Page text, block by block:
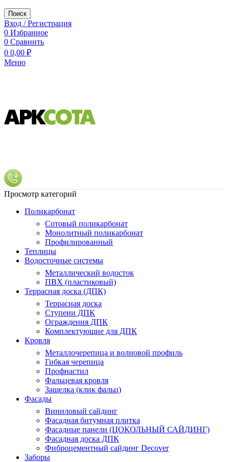
Поиск
Вход / Регистрация
0 Избранное
0 Сравнить
0 0,00 ₽
Меню
Просмотр категорий
Поликарбонат
Сотовый поликарбонат
Монолитный поликарбонат
Профилированный
Теплицы
Водосточные системы
Металлический водосток
ПВХ (пластиковый)
Террасная доска (ДПК)
Террасная доска
Ступени ДПК
Ограждения ДПК
Комплектующие для ДПК
Кровля
Металлочерепица и волновой профиль
Гибкая черепица
Профнастил
Фальцевая кровля
Защелка (клик фальц)
Фасады
Виниловый сайдинг
Фасадная битумная плитка
Фасадные панели (ЦОКОЛЬНЫЙ САЙДИНГ)
Фасадная доска ДПК
Фиброцементный сайдинг Decover
Заборы